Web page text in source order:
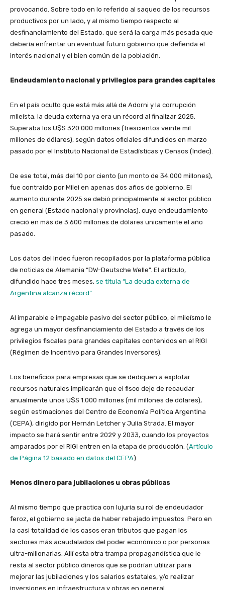
provocando. Sobre todo en lo referido al saqueo de los recursos
productivos por un lado, y al mismo tiempo respecto al
desfinanciamiento del Estado, que será la carga más pesada que
debería enfrentar un eventual futuro gobierno que defienda el
interés nacional y el bien común de la población.
Endeudamiento nacional y privilegios para grandes capitales
En el país oculto que está más allá de Adorni y la corrupción
mileísta, la deuda externa ya era un récord al finalizar 2025.
Superaba los U$S 320.000 millones (trescientos veinte mil
millones de dólares), según datos oficiales difundidos en marzo
pasado por el Instituto Nacional de Estadísticas y Censos (Indec).
De ese total, más del 10 por ciento (un monto de 34.000 millones),
fue contraido por Milei en apenas dos años de gobierno. El
aumento durante 2025 se debió principalmente al sector público
en general (Estado nacional y provincias), cuyo endeudamiento
creció en más de 3.600 millones de dólares unicamente el año
pasado.
Los datos del Indec fueron recopilados por la plataforma pública
de noticias de Alemania “DW-Deutsche Welle”. El artículo,
difundido hace tres meses, se titula “La deuda externa de
Argentina alcanza récord”.
Al imparable e impagable pasivo del sector público, el mileísmo le
agrega un mayor desfinanciamiento del Estado a través de los
privilegios fiscales para grandes capitales contenidos en el RIGI
(Régimen de Incentivo para Grandes Inversores).
Los beneficios para empresas que se dediquen a explotar
recursos naturales implicarán que el fisco deje de recaudar
anualmente unos U$S 1.000 millones (mil millones de dólares),
según estimaciones del Centro de Economía Política Argentina
(CEPA), dirigido por Hernán Letcher y Julia Strada. El mayor
impacto se hará sentir entre 2029 y 2033, cuando los proyectos
amparados por el RIGI entren en la etapa de producción. (Artículo
de Página 12 basado en datos del CEPA).
Menos dinero para jubilaciones u obras públicas
Al mismo tiempo que practica con lujuria su rol de endeudador
feroz, el gobierno se jacta de haber rebajado impuestos. Pero en
la casi totalidad de los casos eran tributos que pagan los
sectores más acaudalados del poder económico o por personas
ultra-millonarias. Allí esta otra trampa propagandística que le
resta al sector público dineros que se podrían utilizar para
mejorar las jubilaciones y los salarios estatales, y/o realizar
inversiones en infraestructura y obras en general.